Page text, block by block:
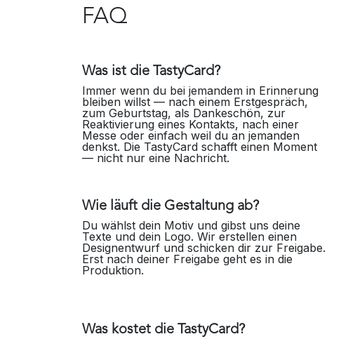
FAQ
Was ist die TastyCard?
Immer wenn du bei jemandem in Erinnerung
bleiben willst — nach einem Erstgespräch,
zum Geburtstag, als Dankeschön, zur
Reaktivierung eines Kontakts, nach einer
Messe oder einfach weil du an jemanden
denkst. Die TastyCard schafft einen Moment
— nicht nur eine Nachricht.
Wie läuft die Gestaltung ab?
Du wählst dein Motiv und gibst uns deine
Texte und dein Logo. Wir erstellen einen
Designentwurf und schicken dir zur Freigabe.
Erst nach deiner Freigabe geht es in die
Produktion.
Was kostet die TastyCard?